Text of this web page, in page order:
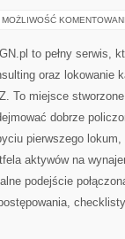
MOŻLIWOŚĆ
to pełny serwis,
oraz lokowanie
To miejsce
dobrze
pierwszego
aktywów na
podejście